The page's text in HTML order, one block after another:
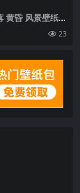
黄昏 风景壁纸
23